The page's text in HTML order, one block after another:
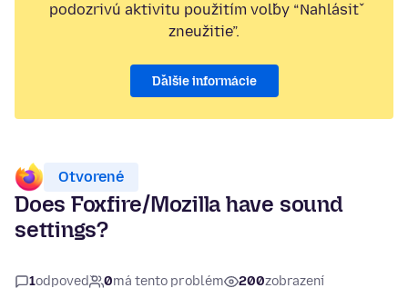
podozrivú aktivitu použitím voľby “Nahlásiť
zneužitie”.
Ďalšie informácie
Otvorené
Does Foxfire/Mozilla have sound
settings?
1odpoveď 0má tento problém 200zobrazení